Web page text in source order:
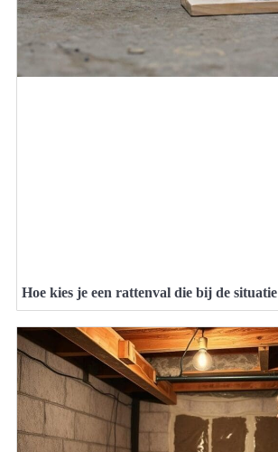
Hoe kies je een rattenval die bij de